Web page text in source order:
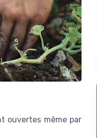
ouvertes même par